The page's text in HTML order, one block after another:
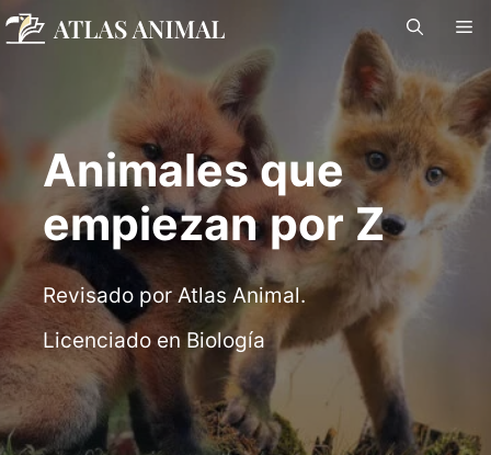
Saltar
Animales que
empiezan por Z
Revisado por Atlas Animal.
Licenciado en Biología